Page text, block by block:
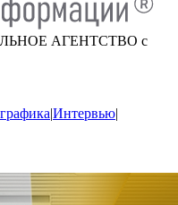
АГЕНТСТВО с
|Интервью|